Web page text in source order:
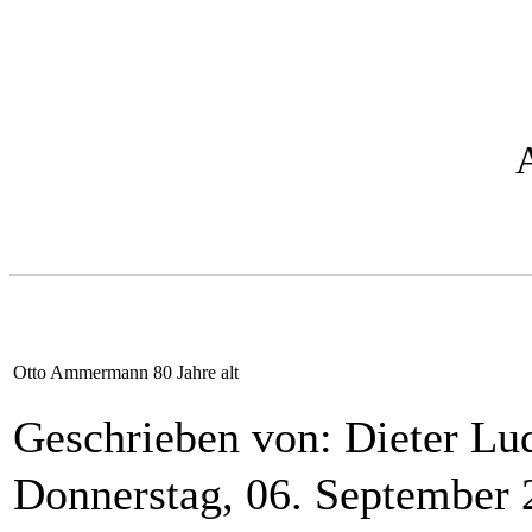
Otto Ammermann 80 Jahre alt
Geschrieben von: Dieter
Donnerstag, 06. September